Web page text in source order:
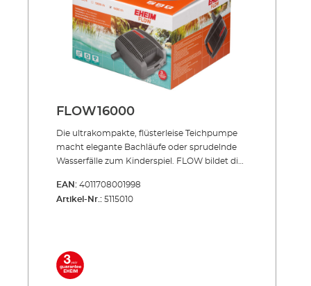
wartungsarm und leicht zu reinigen Mit
Überhitzungsschutz bei Wassermangel
Lieferumfang: FLOW12000 Teichpumpe für
Filter & Bachlauf Anschlussstutzen 10 m
Netzkabel
FLOW16000
Die ultrakompakte, flüster­leise Teichpumpe
macht elegante Bachläufe oder sprudelnde
Wasserfälle zum Kinderspiel. FLOW bildet die
zuverlässig Ihr Teich-Filtersystem und schafft
so den optimalen Kreislauf für Ihren Teich. Die
verstopfen kann. Unsere FLOW-Pumpen
finden Sie in den LOOP-Komplettsets
EAN: 4011708001998
Artikel-Nr.: 5115010